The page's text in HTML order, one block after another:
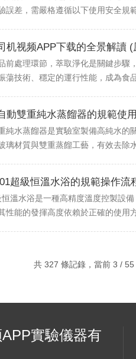
誤差，需嚴格遵循以下使用安全規
机视频APP下载的全景解讀
前處理環節，萃取淨化是關鍵步驟
蕩技術、穩定的運行性能，成為食
動雙重純水蒸餾器的規範使
純水蒸餾器是實驗室製備高純水的
璃材質與雙重蒸餾工藝，有效去除
超級恒溫水浴的規範操作流
溫水浴是一種高精度溫度控製設
性能的發揮高度依賴於正確的使用
共 327 條記錄，當前 3 / 55
實驗儀器有